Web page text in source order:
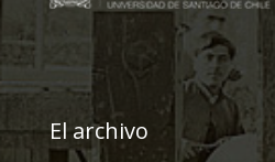
El archivo